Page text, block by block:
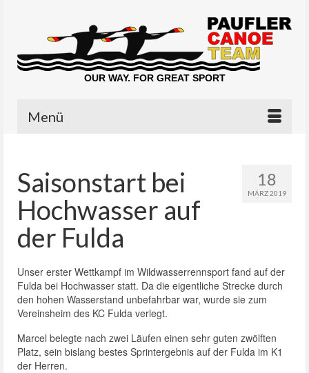
OUR WAY. FOR GREAT SPORT
Menü
18
MÄRZ 2019
Saisonstart bei
Hochwasser auf
der Fulda
Unser erster Wettkampf im Wildwasserrennsport fand auf der
Fulda bei Hochwasser statt. Da die eigentliche Strecke durch
den hohen Wasserstand unbefahrbar war, wurde sie zum
Vereinsheim des KC Fulda verlegt.
Marcel belegte nach zwei Läufen einen sehr guten zwölften
Platz, sein bislang bestes Sprintergebnis auf der Fulda im K1
der Herren.